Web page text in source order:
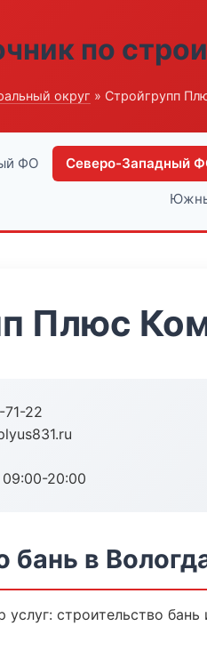
по
округ » Стройгрупп
ФО Северо-Западный
Плюс
22
20:00
бань в
строительство